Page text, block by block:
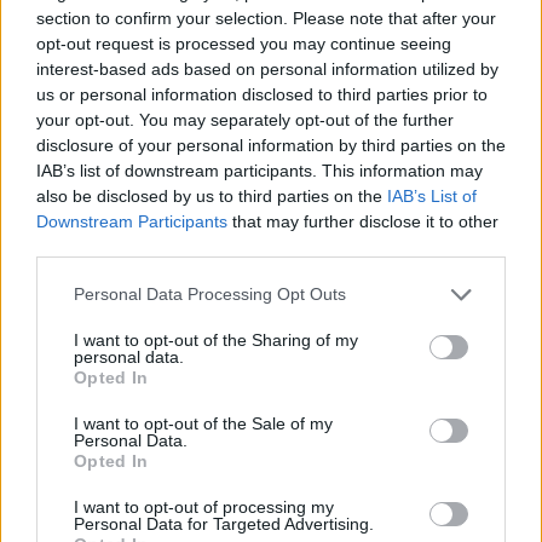
section to confirm your selection. Please note that after your
opt-out request is processed you may continue seeing
interest-based ads based on personal information utilized by
us or personal information disclosed to third parties prior to
your opt-out. You may separately opt-out of the further
disclosure of your personal information by third parties on the
IAB’s list of downstream participants. This information may
also be disclosed by us to third parties on the IAB’s List of
Downstream Participants that may further disclose it to other
Personal Data Processing Opt Outs
I want to opt-out of the Sharing of my
personal data.
Opted In
I want to opt-out of the Sale of my
Personal Data.
Opted In
I want to opt-out of processing my
Personal Data for Targeted Advertising.
Κυριακίδης εξήγησε γιατί δεν πιστεύει
στον Θεό και τι τον γοητεύει στη
φιλοσοφία γύρω από την ύπαρξή του.
Τους είδαν με δαχτυλίδι
αρραβώνων στο Παρίσι ‑
Μήπως διάσημο ζευγάρι έκανε
το επόμενο βήμα;
ΣΉΜΕΡΑ
Το ζευγάρι εντοπίστηκε στο Παρίσι με
Γαρυφαλλιά Καληφώνη: Διακοπές σε
Κουφονήσια και Πάρο, χωρίς τον Χρήστο